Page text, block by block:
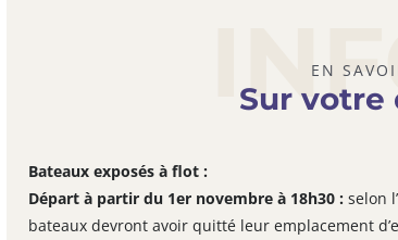
EN
Sur votre
Bateaux exposés à flot :
Départ à partir du 1er novembre à 18h30 : selon
bateaux devront avoir quitté leur emplacement